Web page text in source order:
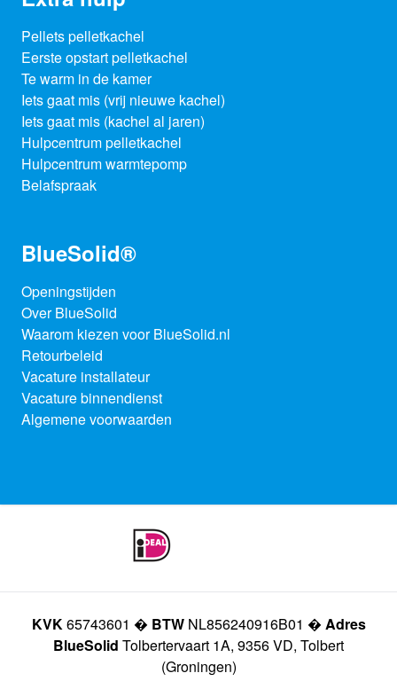
Pellets pelletkachel
Eerste opstart pelletkachel
Te warm in de kamer
Iets gaat mis (vrij nieuwe kachel)
Iets gaat mis (kachel al jaren)
Hulpcentrum pelletkachel
Hulpcentrum warmtepomp
Belafspraak
BlueSolid®
Openingstijden
Over BlueSolid
Waarom kiezen voor BlueSolid.nl
Retourbeleid
Vacature installateur
Vacature binnendienst
Algemene voorwaarden
KVK65743601 � BTWNL856240916B01 � Adres
BlueSolid Tolbertervaart 1A, 9356 VD, Tolbert
(Groningen)